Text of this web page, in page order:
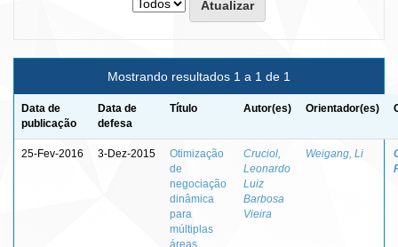
Mostrando resultados 1 a 1 de 1
Data de
publicação
Data de
defesa
Título Autor(es) Orientador(es)
25-Fev-2016 3-Dez-2015
Otimização
de
negociação
dinâmica
para
múltiplas
áreas
Cruciol,
Leonardo
Luiz
Barbosa
Vieira
Weigang, Li